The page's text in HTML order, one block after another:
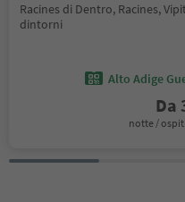
Racines di Dentro, Racines,
dintorni
Alto Adige
Da
notte /